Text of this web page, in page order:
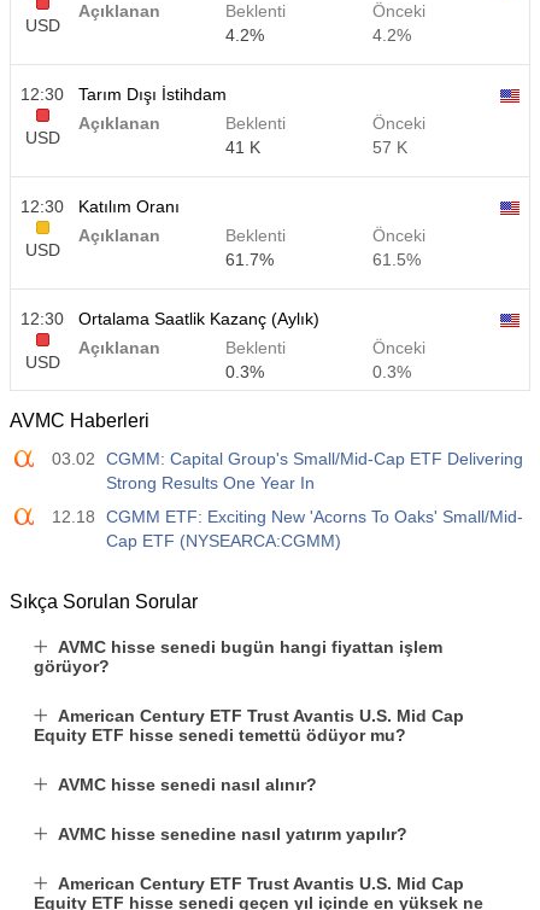
USD
Açıklanan
Beklenti
4.2%
Önceki
4.2%
12:30
USD
Tarım Dışı İstihdam
Açıklanan
Beklenti
41 K
Önceki
57 K
12:30
USD
Katılım Oranı
Açıklanan
Beklenti
61.7%
Önceki
61.5%
12:30
USD
Ortalama Saatlik Kazanç (Aylık)
Açıklanan
Beklenti
0.3%
Önceki
0.3%
12:30
Ortalama Saatlik Kazanç (Yıllık)
Açıklanan
Beklenti
3.5%
Önceki
Özel Tarım Dışı Bordrolar
12:30
U6 İşsizlik Oranı
7.9%
7.9%
Açıklanan
Beklenti
17:00
Baker Hughes ABD Sondaj Kuyusu Sayısı
AVMC Haberleri
03.02
CGMM: Capital Group's Small/Mid-Cap ETF Delivering
Strong Results One Year In
12.18
CGMM ETF: Exciting New 'Acorns To Oaks' Small/Mid-
Cap ETF (NYSEARCA:CGMM)
Sıkça Sorulan Sorular
AVMC hisse senedi bugün hangi fiyattan işlem
görüyor?
American Century ETF Trust Avantis U.S. Mid Cap
Equity ETF hisse senedi temettü ödüyor mu?
AVMC hisse senedi nasıl alınır?
AVMC hisse senedine nasıl yatırım yapılır?
American Century ETF Trust Avantis U.S. Mid Cap
Equity ETF hisse senedi geçen yıl içinde en yüksek ne